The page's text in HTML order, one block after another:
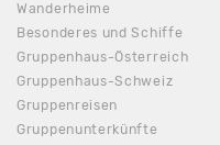
Wanderheime
Besonderes und Schiffe
Gruppenhaus-Österreich
Gruppenhaus-Schweiz
Gruppenreisen
Gruppenunterkünfte